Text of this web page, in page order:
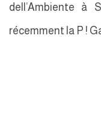
dell’Ambiente à
récemment la P !